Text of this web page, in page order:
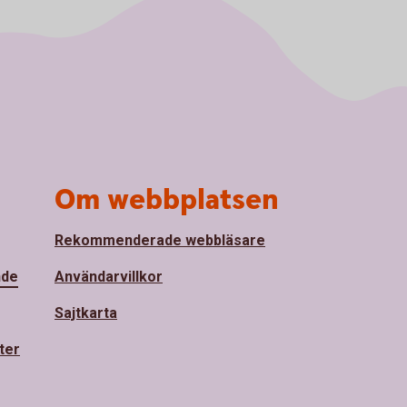
Om webbplatsen
Rekommenderade webbläsare
Användarvillkor
Sajtkarta